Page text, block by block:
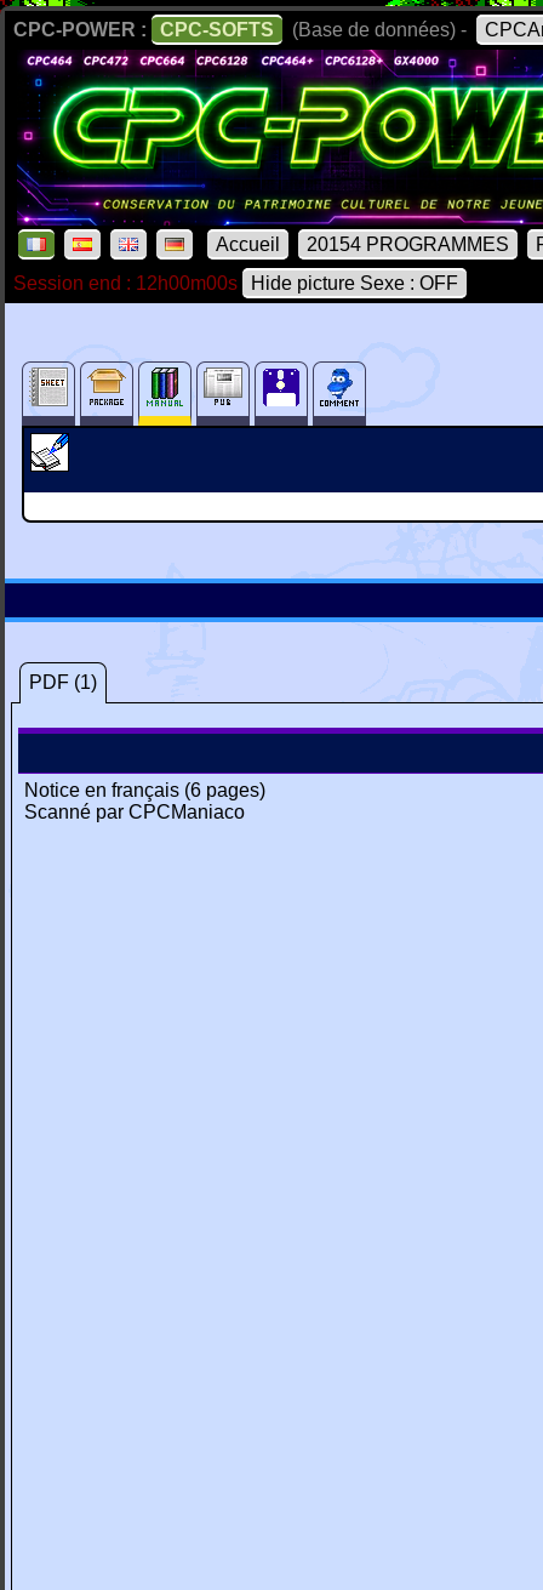
CPC-POWER : CPC-SOFTS (Base de données) -
Accueil 20154 PROGRAMMES
Session end : 12h00m00s
Hide picture Sexe : OFF
PDF (1)
Notice en français (6 pages)
Scanné par CPCManiaco